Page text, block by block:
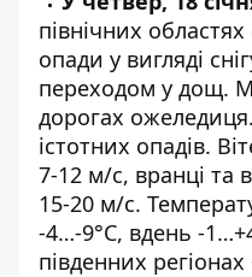
північних
опади у вигляді
переходом у дощ.
дорогах
істотних опадів.
7-12 м/с, вранці та
15-20 м/с.
-4…-9°С, вдень -
південних